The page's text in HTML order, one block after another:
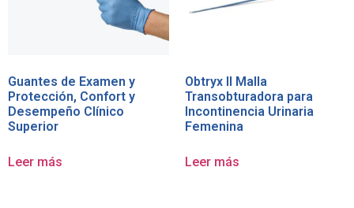
Guantes de Examen y
Protección, Confort y
Desempeño Clínico
Superior
Leer más
Obtryx II Malla
Transobturadora para
Incontinencia Urinaria
Femenina
Leer más